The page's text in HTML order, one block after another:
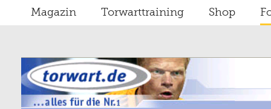
Magazin Torwarttraining Shop